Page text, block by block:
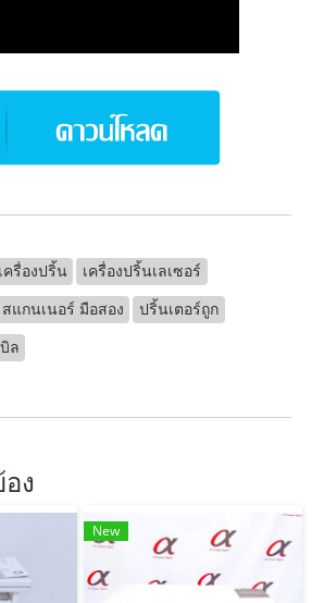
เครื่องปริ้น เครื่องปริ้นเลเซอร์
สแกนเนอร์ มือสอง ปริ้นเตอร์ถูก
ล
ง
New